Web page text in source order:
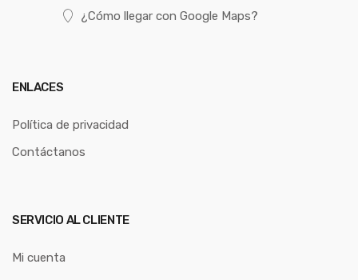
¿Cómo llegar con Google Maps?
ENLACES
Política de privacidad
Contáctanos
SERVICIO AL CLIENTE
Mi cuenta